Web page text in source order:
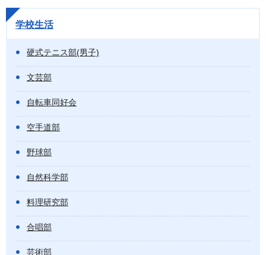
学校生活
硬式テニス部(男子)
文芸部
自転車同好会
空手道部
野球部
自然科学部
料理研究部
合唱部
芸術部